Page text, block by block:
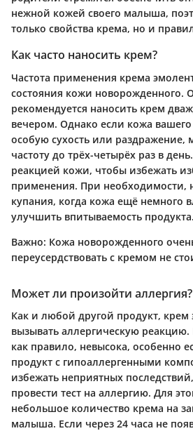
нежной кожей своего малыша,
только свойства крема, но и
Как часто наносить крем?
Частота применения крема
состояния кожи новорожденного.
рекомендуется наносить крем
вечером. Однако если кожа
особую сухость или раздражение,
частоту до трёх-четырёх раз в
реакцией кожи, чтобы избежать
применения. При необходимости,
купания, когда кожа ещё немного
улучшить впитываемость продукта.
Важно: Кожа новорожденного
переусердствовать с кремом не
Может ли произойти аллергия?
Как и любой другой продукт,
вызывать аллергическую реакцию.
как правило, невысока, особенно
продукт с гипоаллергенными
избежать неприятных
провести тест на аллергию. Для
небольшое количество крема на
малыша. Если через 24 часа не